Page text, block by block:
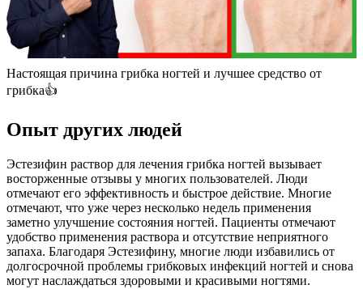
Настоящая причина грибка ногтей и лучшее средство от
грибка👍
Опыт других людей
Эстезифин раствор для лечения грибка ногтей вызывает
восторженные отзывы у многих пользователей. Люди
отмечают его эффективность и быстрое действие. Многие
отмечают, что уже через несколько недель применения
заметно улучшение состояния ногтей. Пациенты отмечают
удобство применения раствора и отсутствие неприятного
запаха. Благодаря Эстезифину, многие люди избавились от
долгосрочной проблемы грибковых инфекций ногтей и снова
могут наслаждаться здоровыми и красивыми ногтями.